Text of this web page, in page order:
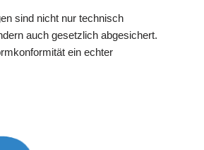
sind nicht nur technisch
auch gesetzlich abgesichert.
ein echter